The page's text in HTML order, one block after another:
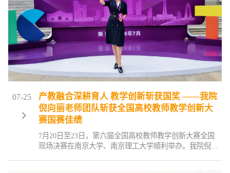
07-25
产教融合深耕育人 教学创新斩获国奖 ——我院
倪向丽老师团队斩获全国高校教师教学创新大
赛国赛佳绩
7月20日至23日，第六届全国高校教师教学创新大赛全国
现场决赛在南京大学、南京理工大学顺利举办。我院倪向